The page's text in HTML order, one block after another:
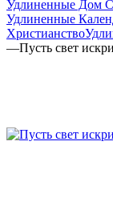
Удлиненные Дом
Удлиненные
Христианство
—Пусть свет